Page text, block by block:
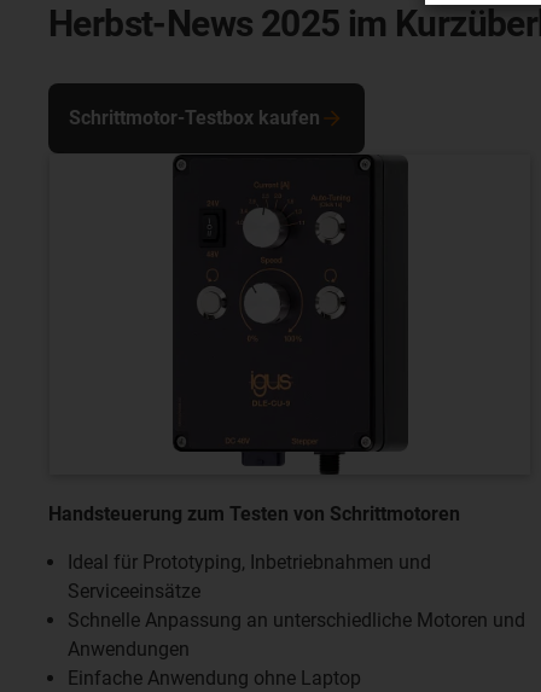
Herbst-News 2025 im
Handsteuerung zum Testen von Schrittmotoren
Ideal für Prototyping, Inbetriebnahmen und
Serviceeinsätze
Schnelle Anpassung an unterschiedliche Motoren und
Anwendungen
Einfache Anwendung ohne Laptop
Schrittmotor-Testbox kaufen